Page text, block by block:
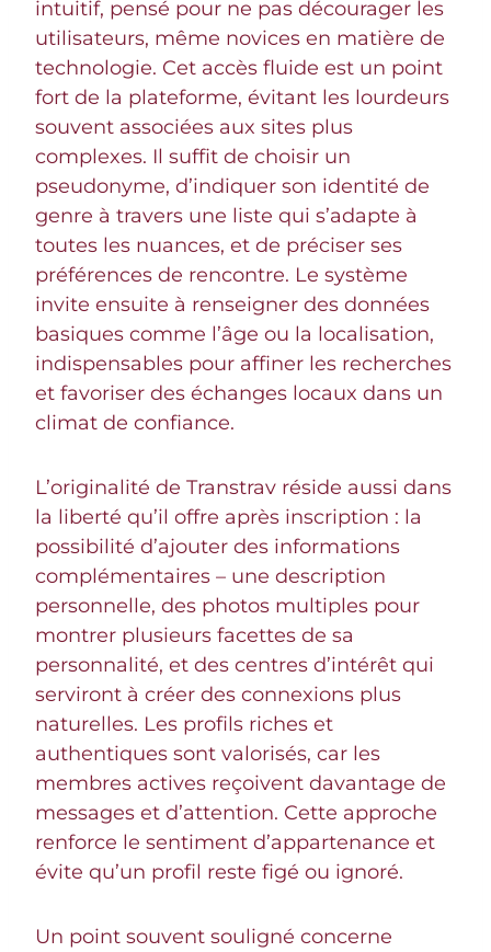
intuitif, pensé pour ne pas décourager les
utilisateurs, même novices en matière de
technologie. Cet accès fluide est un point
fort de la plateforme, évitant les lourdeurs
souvent associées aux sites plus
complexes. Il suffit de choisir un
pseudonyme, d’indiquer son identité de
genre à travers une liste qui s’adapte à
toutes les nuances, et de préciser ses
préférences de rencontre. Le système
invite ensuite à renseigner des données
basiques comme l’âge ou la localisation,
indispensables pour affiner les recherches
et favoriser des échanges locaux dans un
climat de confiance.
L’originalité de Transtrav réside aussi dans
la liberté qu’il offre après inscription : la
possibilité d’ajouter des informations
complémentaires – une description
personnelle, des photos multiples pour
montrer plusieurs facettes de sa
personnalité, et des centres d’intérêt qui
serviront à créer des connexions plus
naturelles. Les profils riches et
authentiques sont valorisés, car les
membres actives reçoivent davantage de
messages et d’attention. Cette approche
renforce le sentiment d’appartenance et
évite qu’un profil reste figé ou ignoré.
Un point souvent souligné concerne